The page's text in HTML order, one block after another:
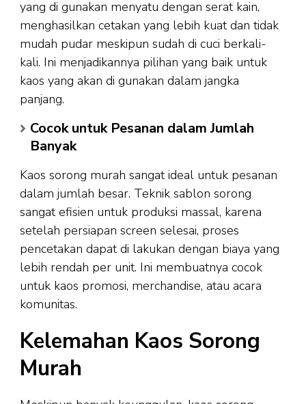
yang di gunakan menyatu dengan serat kain,
menghasilkan cetakan yang lebih kuat dan tidak
mudah pudar meskipun sudah di cuci berkali-
kali. Ini menjadikannya pilihan yang baik untuk
kaos yang akan di gunakan dalam jangka
panjang.
Cocok untuk Pesanan dalam Jumlah
Banyak
Kaos sorong murah sangat ideal untuk pesanan
dalam jumlah besar. Teknik sablon sorong
sangat efisien untuk produksi massal, karena
setelah persiapan screen selesai, proses
pencetakan dapat di lakukan dengan biaya yang
lebih rendah per unit. Ini membuatnya cocok
untuk kaos promosi, merchandise, atau acara
komunitas.
Kelemahan Kaos Sorong
Murah